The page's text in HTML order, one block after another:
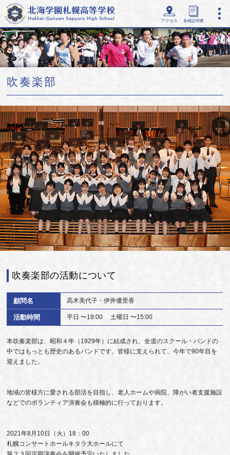
アクセス 各種証明書
吹奏楽部
吹奏楽部の活動について
顧問名 高木美代子・伊井優里香
活動時間 平日 〜19:00 土曜日 〜15:00
本吹奏楽部は、昭和４年（1929年）に結成され、全道のスクール・バンドの
中ではもっとも歴史のあるバンドです。皆様に支えられて、今年で90年目を
迎えました。
地域の皆様方に愛される部活を目指し、老人ホームや病院、障がい者支援施設
などでのボランティア演奏会も積極的に行っております。
2021年8月10日（火）18：00
札幌コンサートホールキタラ大ホールにて